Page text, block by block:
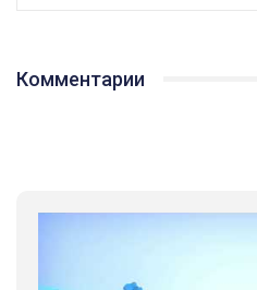
Комментарии